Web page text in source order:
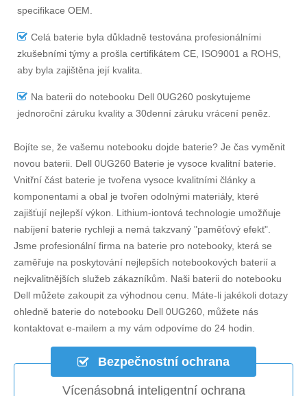
specifikace OEM.
Celá baterie byla důkladně testována profesionálními
zkušebními týmy a prošla certifikátem CE, ISO9001 a ROHS,
aby byla zajištěna její kvalita.
Na baterii do notebooku Dell 0UG260 poskytujeme
jednoroční záruku kvality a 30denní záruku vrácení peněz.
Bojíte se, že vašemu notebooku dojde baterie? Je čas vyměnit
novou baterii. Dell 0UG260 Baterie je vysoce kvalitní baterie.
Vnitřní část baterie je tvořena vysoce kvalitními články a
komponentami a obal je tvořen odolnými materiály, které
zajišťují nejlepší výkon. Lithium-iontová technologie umožňuje
nabíjení baterie rychleji a nemá takzvaný "paměťový efekt".
Jsme profesionální firma na baterie pro notebooky, která se
zaměřuje na poskytování nejlepších notebookových baterií a
nejkvalitnějších služeb zákazníkům. Naši baterii do notebooku
Dell můžete zakoupit za výhodnou cenu. Máte-li jakékoli dotazy
ohledně baterie do notebooku Dell 0UG260 , můžete nás
kontaktovat e-mailem a my vám odpovíme do 24 hodin.
Bezpečnostní ochrana
Vícenásobná inteligentní ochrana